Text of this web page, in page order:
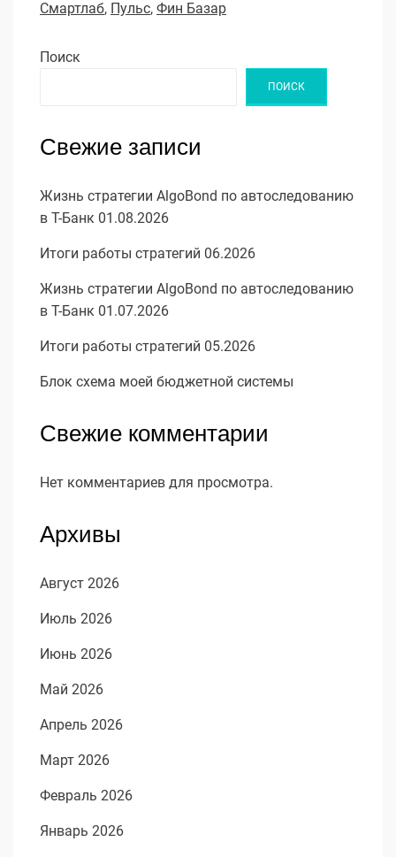
Смартлаб, Пульс, Фин Базар
Поиск
ПОИСК
Свежие записи
Жизнь стратегии AlgoBond по автоследованию
в Т-Банк 01.08.2026
Итоги работы стратегий 06.2026
Жизнь стратегии AlgoBond по автоследованию
в Т-Банк 01.07.2026
Итоги работы стратегий 05.2026
Блок схема моей бюджетной системы
Свежие комментарии
Нет комментариев для просмотра.
Архивы
Август 2026
Июль 2026
Июнь 2026
Май 2026
Апрель 2026
Март 2026
Февраль 2026
Январь 2026